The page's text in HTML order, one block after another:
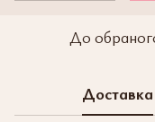
До
Доставка